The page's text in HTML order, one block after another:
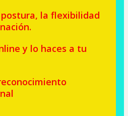
la flexibilidad
y lo haces a tu